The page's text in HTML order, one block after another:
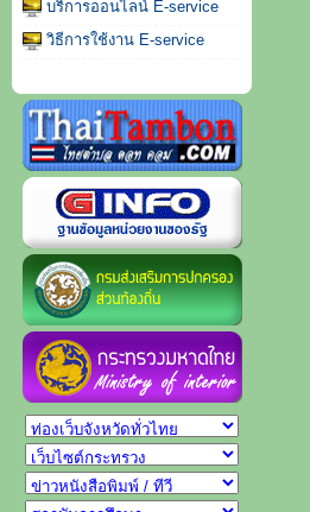
บริการออนไลน์ E-service
วิธีการใช้งาน E-service